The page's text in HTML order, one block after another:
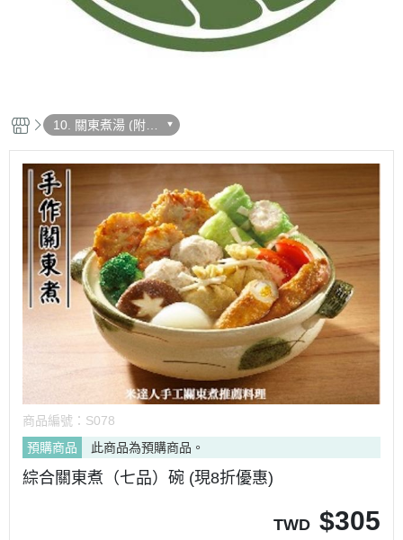
10. 關東煮湯 (附
湯)
商品編號： S078
預購商品
此商品為預購商品。
綜合關東煮（七品）碗 (現8折優惠)
TWD $305